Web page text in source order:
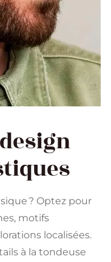
? Optez pour
motifs
localisées.
à la tondeuse